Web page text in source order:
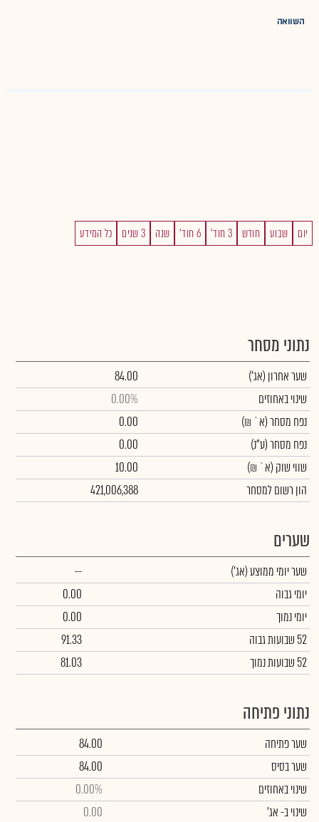
השוואה
יום שבוע חודש 3 חוד' 6 חוד' שנה 3 שנים כל המידע
נתוני מסחר
שער אחרון (אג')
84.00
שינוי באחוזים
0.00%
נפח מסחר(א` ₪)
0.00
נפח מסחר(ע"נ)
0.00
שווי שוק (א` ₪)
10.00
הון רשום למסחר
421,006,388
שערים
שער יומי ממוצע(אג')
--
יומי גבוה
0.00
יומי נמוך
0.00
52 שבועות גבוה
91.33
52 שבועות נמוך
81.03
נתוני פתיחה
שער פתיחה
84.00
שער בסיס
84.00
שינוי באחוזים
0.00%
שינויב- אג'
0.00